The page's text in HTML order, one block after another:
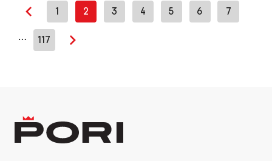
Edellinen sivu
1 2 3 4 5 6 7
… 117
Seuraava sivu